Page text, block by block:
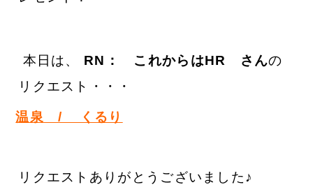
本日は、 RN： これからはHR さんの
リクエスト・・・
温泉　/    くるり
リクエストありがとうございました♪